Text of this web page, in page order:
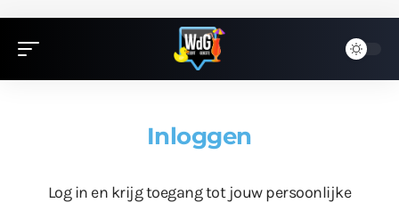
Inloggen
Log in en krijg toegang tot jouw persoonlijke